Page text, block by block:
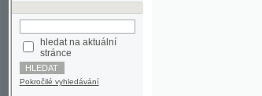
hledat na aktuální
stránce
Pokročilé vyhledávání